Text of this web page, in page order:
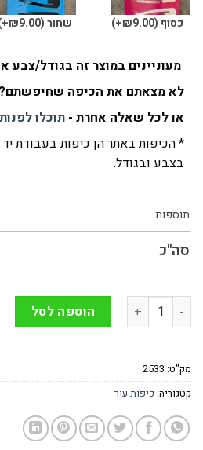
כסוף(₪9.00+) שחור(₪9.00+)
מעוניינים במוצר זה בגודל/צבע
לא מצאתם את הכיפה שחיפשתם?
או לכל שאלה אחרת - תוכלו
* הכיפות באתר הן כיפות בעבודת יד
בצבע ובגודל.
תוספות
סה"כ
כמות של כיפה מעור בצבע כחול
הוספה לסל
מק"ט: 2533
קטגוריה: כיפות עור